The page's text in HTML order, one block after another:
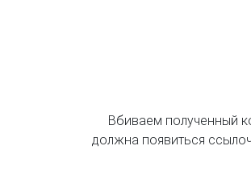
Вбиваем полученный
должна появиться